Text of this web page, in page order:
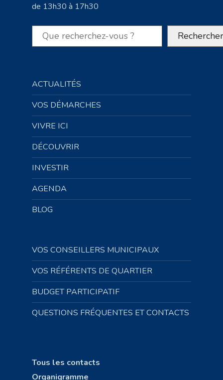
de 13h30 à 17h30
Rechercher Rechercher
ACTUALITÉS
VOS DÉMARCHES
VIVRE ICI
DÉCOUVRIR
INVESTIR
AGENDA
BLOG
VOS CONSEILLERS MUNICIPAUX
VOS RÉFÉRENTS DE QUARTIER
BUDGET PARTICIPATIF
QUESTIONS FRÉQUENTES ET CONTACTS
Tous les contacts
Organigramme